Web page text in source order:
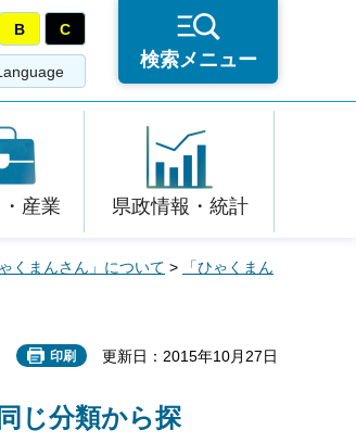
B C
検索メニュー
産業 県政情報・統計
くまんさん」について >
「ひゃくまん
印刷 更新日：2015年10月27日
同じ分類から探